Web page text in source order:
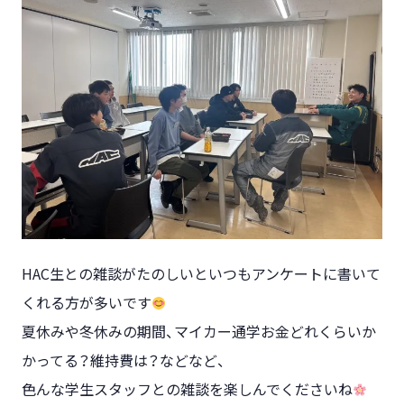
HAC生との雑談がたのしいといつもアンケートに書いて
くれる方が多いです
夏休みや冬休みの期間、マイカー通学お金どれくらいか
かってる？維持費は？などなど、
色んな学生スタッフとの雑談を楽しんでくださいね